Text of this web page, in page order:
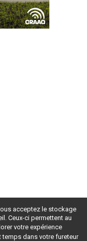
acceptez le stockage
Ceux-ci permettent au
votre expérience
temps dans votre fureteur